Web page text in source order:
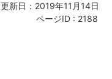
更新日：2019年11月14日
ページID : 2188